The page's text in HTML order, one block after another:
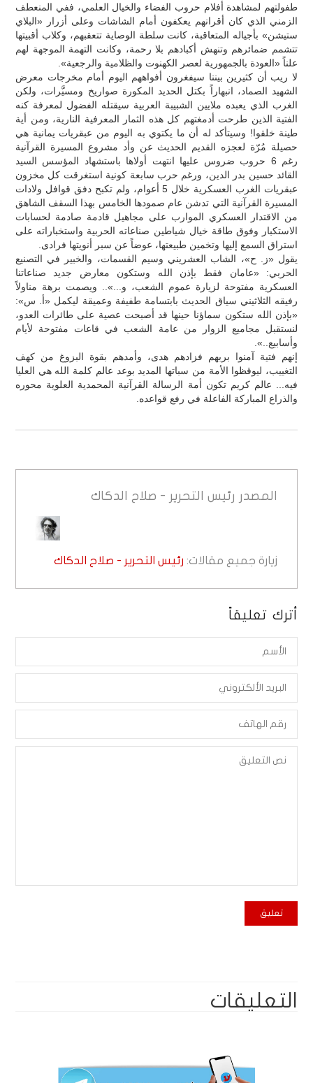
طفولتهم لمشاهدة أفلام حروب الفضاء والخيال العلمي، ففي المنعطف
الزمني الذي كان أقرانهم يعكفون أمام الشاشات وعلى أزرار «البلاي
ستيشن» بأجياله المتعاقبة، كانت سلطة الوصاية تتعقبهم، وكلاب أقبيتها
تتشمم ضمائرهم وتنهش أكبادهم بلا رحمة، وكانت التهمة الموجهة لهم
علناً «العودة بالجمهورية لعصر الكهنوت والظلامية والرجعية».
لا ريب أن كثيرين بيننا سيفغرون أفواههم اليوم أمام مخرجات معرض
الشهيد الصماد، انبهاراً بكتل الحديد المكورة صواريخ ومسيَّرات، ولكن
الغرب الذي يعبده ملايين الشبيبة العربية سيقتله الفضول لمعرفة كنه
الفتية الذين طرحت أدمغتهم كل هذه الثمار المعرفية النارية، ومن أية
طينة خلقوا! وسيتأكد له أن ما يكتوي به اليوم من عبقريات يمانية هي
حصيلة مُرّة لعجزه القديم الحديث عن وأد مشروع المسيرة القرآنية
رغم 6 حروب ضروس عليها انتهت أولاها باستشهاد المؤسس السيد
القائد حسين بدر الدين، ورغم حرب سابعة كونية استغرقت كل مخزون
عبقريات الغرب العسكرية خلال 5 أعوام، ولم تكبح دفق قوافل ولادات
المسيرة القرآنية التي تدشن عام صمودها الخامس بهذا السقف الشاهق
من الاقتدار العسكري الموارب على مجاهيل قادمة صادمة لحسابات
الاستكبار وفوق طاقة خيال شياطين صناعاته الحربية واستخباراته على
استراق السمع إليها وتخمين طبيعتها، عوضاً عن سبر أنويتها فرادى.
يقول «ز. ح»، الشاب العشريني وسيم القسمات، والخبير في التصنيع
الحربي: «عامان فقط بإذن الله وستكون معارض جديد صناعاتنا
العسكرية مفتوحة لزيارة عموم الشعب، و...».. ويصمت برهة مناولاً
رفيقه الثلاثيني سياق الحديث بابتسامة طفيفة وعميقة ليكمل «أ. س»:
«بإذن الله ستكون سماؤنا حينها قد أصبحت عصية على طائرات العدو،
لنستقبل مجاميع الزوار من عامة الشعب في قاعات مفتوحة لأيام
وأسابيع..».
إنهم فتية آمنوا بربهم فزادهم هدى، وأمدهم بقوة البزوغ من كهف
التغييب، ليوقظوا الأمة من سباتها المديد بوعد عالم كلمة الله هي العليا
فيه... عالم كريم تكون أمة الرسالة القرآنية المحمدية العلوية محوره
والذراع المباركة الفاعلة في رفع قواعده.
المصدر رئيس التحرير - صلاح الدكاك
زيارة جميع مقالات: رئيس التحرير - صلاح الدكاك
أترك تعليقاً
التعليقات